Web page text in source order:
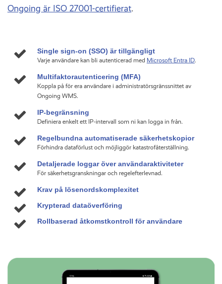
Ongoing är ISO 27001-certifierat.
Single sign-on (SSO) är tillgängligt
Varje användare kan bli autenticerad med Microsoft Entra ID.
Multifaktorautenticering (MFA)
Koppla på för era användare i administratörsgränssnittet av
Ongoing WMS.
IP-begränsning
Definiera enkelt ett IP-intervall som ni kan logga in från.
Regelbundna automatiserade säkerhetskopior
Förhindra dataförlust och möjliggör katastrofåterställning.
Detaljerade loggar över användaraktiviteter
För säkerhetsgranskningar och regelefterlevnad.
Krav på lösenordskomplexitet
Krypterad dataöverföring
Rollbaserad åtkomstkontroll för användare